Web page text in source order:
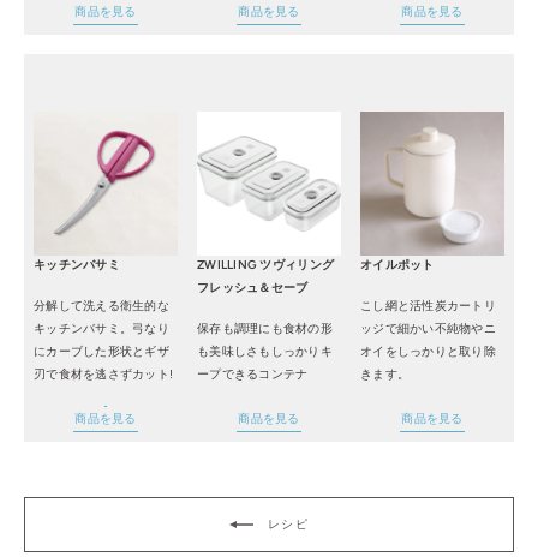
商品を見る 商品を見る 商品を見る
キッチンバサミ
分解して洗える衛生的な
キッチンバサミ。弓なり
にカーブした形状とギザ
刃で食材を逃さずカット!
商品を見る
ZWILLING ツヴィリング
フレッシュ＆セーブ
保存も調理にも食材の形
も美味しさもしっかりキ
ープできるコンテナ
商品を見る
オイルポット
こし網と活性炭カートリ
ッジで細かい不純物やニ
オイをしっかりと取り除
きます。
商品を見る
レシピ